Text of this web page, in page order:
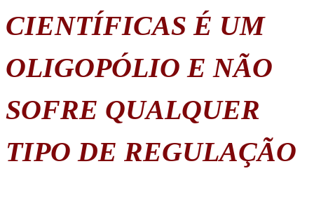
CIENTÍFICAS É UM
OLIGOPÓLIO E NÃO
SOFRE QUALQUER
TIPO DE REGULAÇÃO